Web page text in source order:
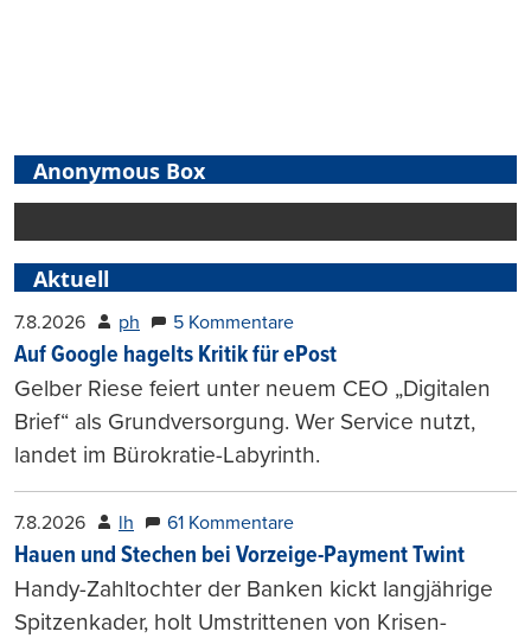
Anonymous Box
Aktuell
7.8.2026 ph 5 Kommentare
Auf Google hagelts Kritik für ePost
Gelber Riese feiert unter neuem CEO „Digitalen
Brief“ als Grundversorgung. Wer Service nutzt,
landet im Bürokratie-Labyrinth.
7.8.2026 lh 61 Kommentare
Hauen und Stechen bei Vorzeige-Payment Twint
Handy-Zahltochter der Banken kickt langjährige
Spitzenkader, holt Umstrittenen von Krisen-